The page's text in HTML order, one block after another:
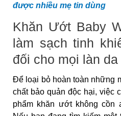
được nhiều mẹ tin dùng
Khăn Ướt Baby
làm sạch tinh
đối cho mọi làn da
Để loại bỏ hoàn toàn những
chất bảo quản độc hại, việc
phẩm khăn ướt không cồn